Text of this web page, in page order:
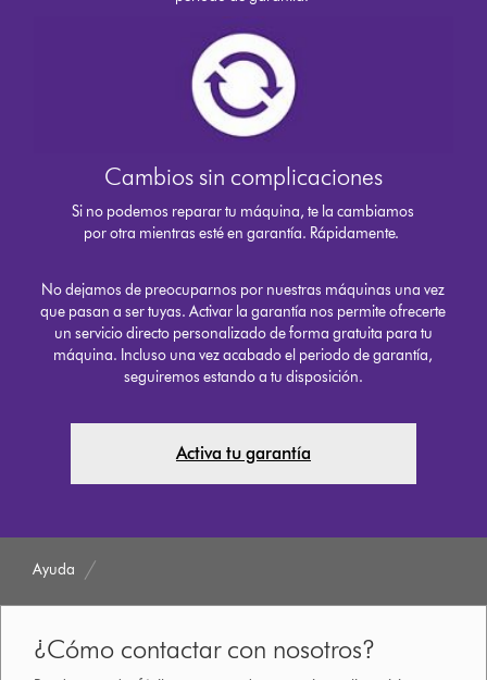
Cambios sin complicaciones
Si no podemos reparar tu máquina, te la cambiamos
por otra mientras esté en garantía. Rápidamente.
No dejamos de preocuparnos por nuestras máquinas una vez
que pasan a ser tuyas. Activar la garantía nos permite ofrecerte
un servicio directo personalizado de forma gratuita para tu
máquina. Incluso una vez acabado el periodo de garantía,
seguiremos estando a tu disposición.
Activa tu garantía
Ayuda
¿Cómo contactar con nosotros?